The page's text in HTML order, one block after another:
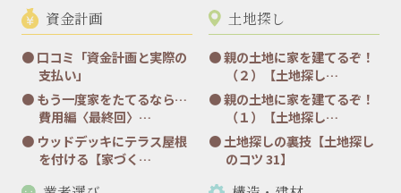
資金計画
口コミ「資金計画と実際の
支払い」
もう一度家をたてるなら…
費用編〈最終回〉…
ウッドデッキにテラス屋根
を付ける【家づく…
土地探し
親の土地に家を建てるぞ！
（２）【土地探し…
親の土地に家を建てるぞ！
（１）【土地探し…
土地探しの裏技【土地探し
のコツ 31】